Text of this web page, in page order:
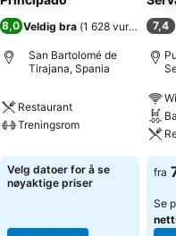
8,0 Veldig bra (1 628 vurderinger )
San Bartolomé de
Tirajana, Spania
Restaurant
Treningsrom
Velg datoer for å se
nøyaktige priser
7,4
fra
Se